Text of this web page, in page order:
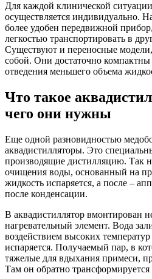
Для каждой клинической
осуществляется индивидуально.
более удобен передвижной
легкостью транспортировать в
Существуют и переносные
собой. Они достаточно
отведения меньшего объема
Что такое
чего они нужны
Еще одной разновидностью
аквадистилляторы. Это
производящие дистилляцию. Так
очищения воды, основанный на
жидкость испаряется, а после –
после конденсации.
В аквадистиллятор вмонтирован
нагревательный элемент. Вода
воздействием высоких
испаряется. Получаемый пар, в
тяжелые для вдыхания примеси,
Там он обратно трансформируется